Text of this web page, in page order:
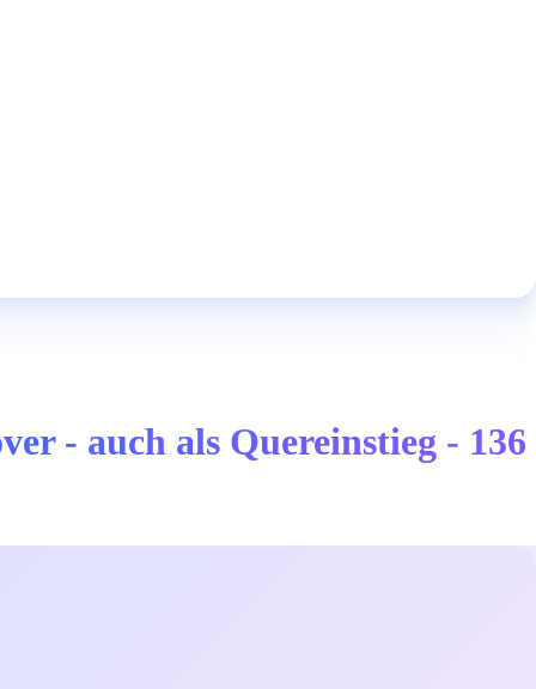
- auch als Quereinstieg - 136